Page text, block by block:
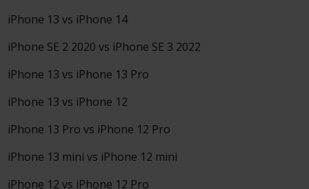
iPhone 13 vs iPhone 14
iPhone SE 2 2020 vs iPhone SE 3 2022
iPhone 13 vs iPhone 13 Pro
iPhone 13 vs iPhone 12
iPhone 13 Pro vs iPhone 12 Pro
iPhone 13 mini vs iPhone 12 mini
iPhone 12 vs iPhone 12 Pro